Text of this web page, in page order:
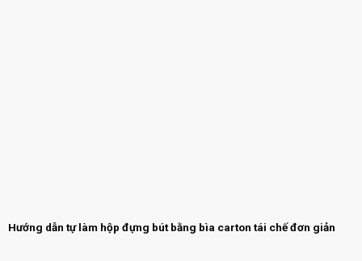
Hướng dẫn tự làm hộp đựng bút bằng bìa carton tái chế đơn giản